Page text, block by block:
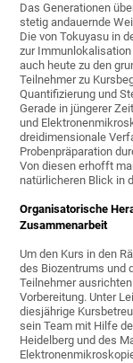
Das Generationen
stetig andauernde
Die von Tokuyasu in
zur
auch heute zu den
Teilnehmer zu
Quantifizierung und
Gerade in jüngerer
und
dreidimensionale
Probenpräparation
Von diesen erhofft
natürlicheren Blick in
Organisatorische
Zusammenarbeit
Um den Kurs in den
des Biozentrums und
Teilnehmer
Vorbereitung. Unter
diesjährige
sein Team mit Hilfe
Heidelberg und des